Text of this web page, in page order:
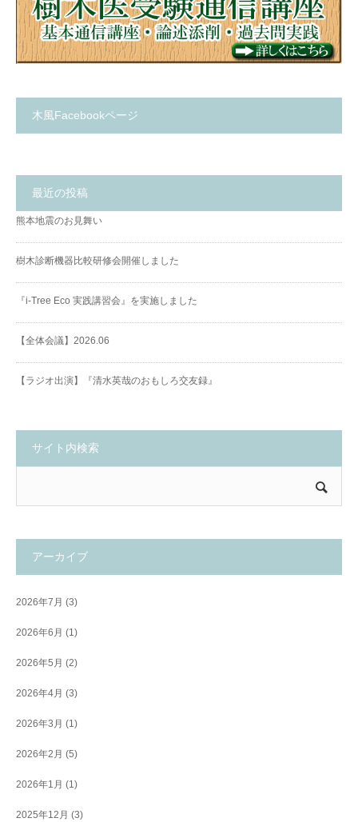
木風Facebookページ
最近の投稿
熊本地震のお見舞い
樹木診断機器比較研修会開催しました
『i-Tree Eco 実践講習会』を実施しました
【全体会議】2026.06
【ラジオ出演】『清水英哉のおもしろ交友録』
サイト内検索
アーカイブ
2026年7月 (3)
2026年6月 (1)
2026年5月 (2)
2026年4月 (3)
2026年3月 (1)
2026年2月 (5)
2026年1月 (1)
2025年12月 (3)